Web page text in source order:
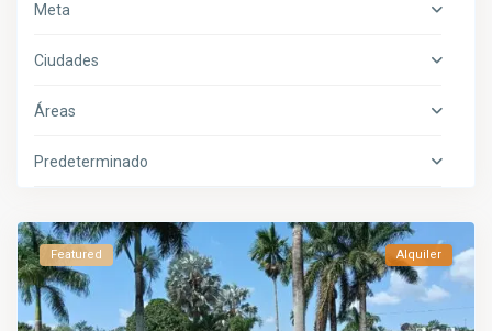
Meta
Ciudades
Áreas
Predeterminado
Featured Alquiler